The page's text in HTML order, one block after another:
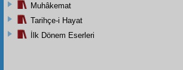
Muhâkemat
Tarihçe-i Hayat
İlk Dönem Eserleri